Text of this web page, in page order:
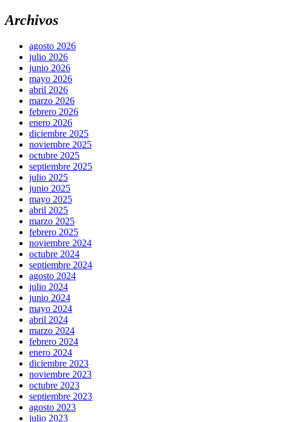
Archivos
agosto 2026
julio 2026
junio 2026
mayo 2026
abril 2026
marzo 2026
febrero 2026
enero 2026
diciembre 2025
noviembre 2025
octubre 2025
septiembre 2025
julio 2025
junio 2025
mayo 2025
abril 2025
marzo 2025
febrero 2025
noviembre 2024
octubre 2024
septiembre 2024
agosto 2024
julio 2024
junio 2024
mayo 2024
abril 2024
marzo 2024
febrero 2024
enero 2024
diciembre 2023
noviembre 2023
octubre 2023
septiembre 2023
agosto 2023
julio 2023